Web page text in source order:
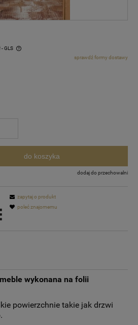
- GLS
kosztów płatnościsprawdź formy dostawy
do koszyka
dodaj do przechowalni
zapytaj o produkt
poleć znajomemu
wykonana na folii
powierzchnie takie jak drzwi